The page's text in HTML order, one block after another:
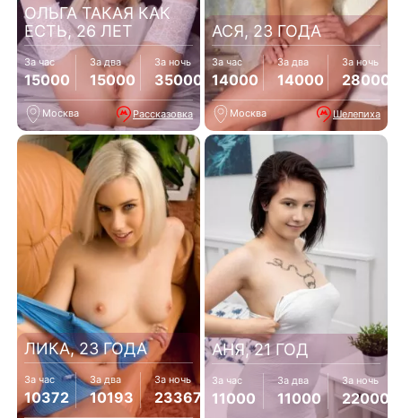
ОЛЬГА ТАКАЯ КАК
ЕСТЬ, 26 ЛЕТ
За час
15000
За два
15000
За ночь
35000
Москва Рассказовка
АСЯ, 23 ГОДА
За час
14000
За два
14000
За ночь
28000
Москва Шелепиха
ЛИКА, 23 ГОДА
За час
10372
За два
10193
За ночь
23367
АНЯ, 21 ГОД
За час
11000
За два
11000
За ночь
22000